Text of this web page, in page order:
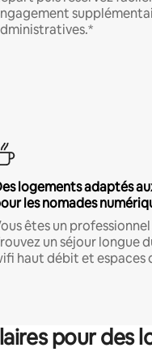
logements adaptés
les nomades
êtes un
un séjour longue
haut débit et espaces
pour des